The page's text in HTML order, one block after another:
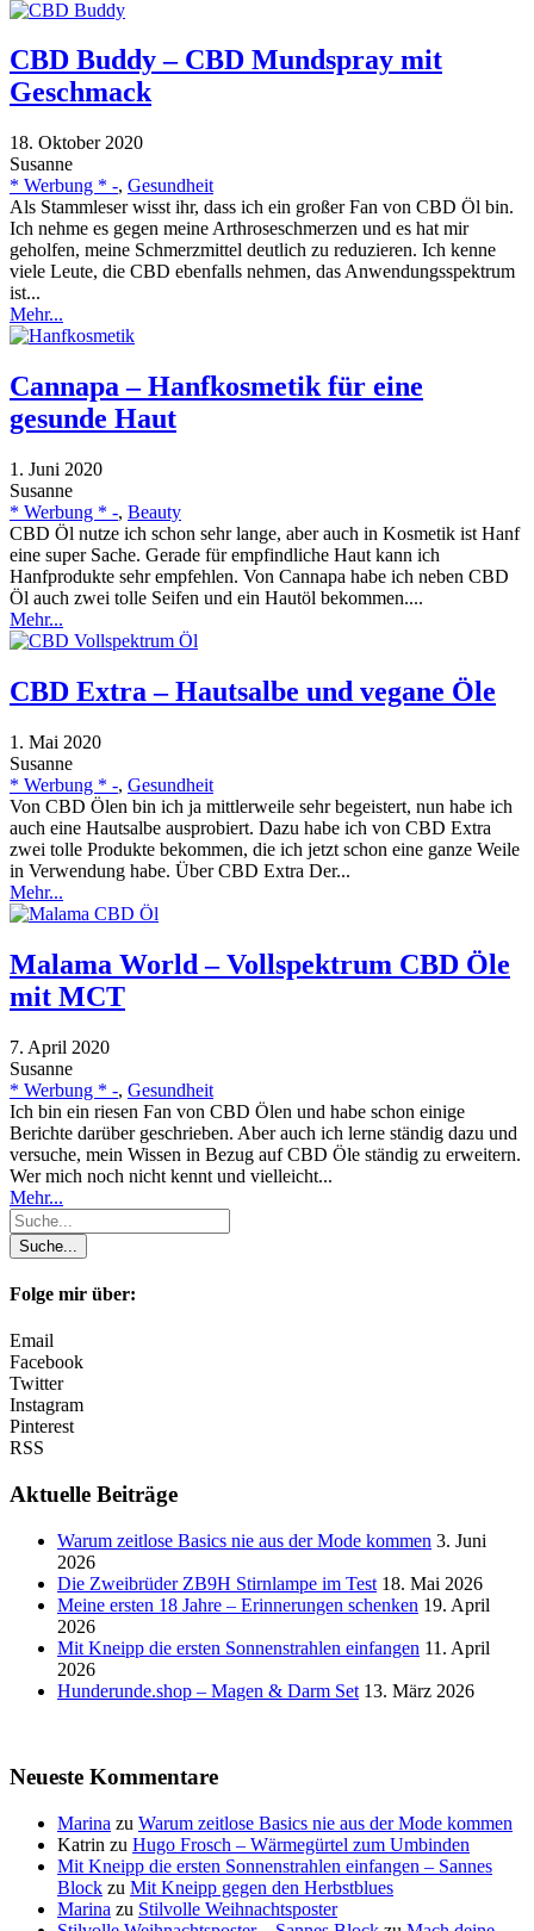
CBD Buddy – CBD Mundspray mit
Geschmack
18. Oktober 2020
Susanne
* Werbung * -, Gesundheit
Als Stammleser wisst ihr, dass ich ein großer Fan von CBD Öl bin.
Ich nehme es gegen meine Arthroseschmerzen und es hat mir
geholfen, meine Schmerzmittel deutlich zu reduzieren. Ich kenne
viele Leute, die CBD ebenfalls nehmen, das Anwendungsspektrum
ist...
Mehr...
Cannapa – Hanfkosmetik für eine
gesunde Haut
1. Juni 2020
Susanne
* Werbung * -, Beauty
CBD Öl nutze ich schon sehr lange, aber auch in Kosmetik ist Hanf
eine super Sache. Gerade für empfindliche Haut kann ich
Hanfprodukte sehr empfehlen. Von Cannapa habe ich neben CBD
Öl auch zwei tolle Seifen und ein Hautöl bekommen....
Mehr...
CBD Extra – Hautsalbe und vegane Öle
1. Mai 2020
Susanne
* Werbung * -, Gesundheit
Von CBD Ölen bin ich ja mittlerweile sehr begeistert, nun habe ich
auch eine Hautsalbe ausprobiert. Dazu habe ich von CBD Extra
zwei tolle Produkte bekommen, die ich jetzt schon eine ganze Weile
in Verwendung habe. Über CBD Extra Der...
Mehr...
Malama World – Vollspektrum CBD Öle
mit MCT
7. April 2020
Susanne
* Werbung * -, Gesundheit
Ich bin ein riesen Fan von CBD Ölen und habe schon einige
Berichte darüber geschrieben. Aber auch ich lerne ständig dazu und
versuche, mein Wissen in Bezug auf CBD Öle ständig zu erweitern.
Wer mich noch nicht kennt und vielleicht...
Mehr...
Folge mir über:
Email
Facebook
Twitter
Instagram
Pinterest
RSS
Aktuelle Beiträge
Warum zeitlose Basics nie aus der Mode kommen 3. Juni
2026
Die Zweibrüder ZB9H Stirnlampe im Test 18. Mai 2026
Meine ersten 18 Jahre – Erinnerungen schenken 19. April
2026
Mit Kneipp die ersten Sonnenstrahlen einfangen 11. April
2026
Hunderunde.shop – Magen & Darm Set 13. März 2026
Neueste Kommentare
Marina zu Warum zeitlose Basics nie aus der Mode kommen
Katrin zu Hugo Frosch – Wärmegürtel zum Umbinden
Mit Kneipp die ersten Sonnenstrahlen einfangen – Sannes
Block zu Mit Kneipp gegen den Herbstblues
Marina zu Stilvolle Weihnachtsposter